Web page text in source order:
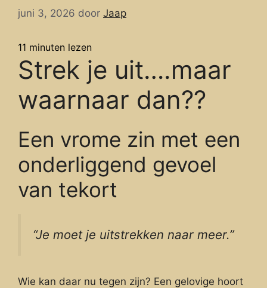
juni 3, 2026 door Jaap
11 minuten lezen
Strek je uit….maar
waarnaar dan??
Een vrome zin met een
onderliggend gevoel
van tekort
“Je moet je uitstrekken naar meer.”
Wie kan daar nu tegen zijn? Een gelovige hoort